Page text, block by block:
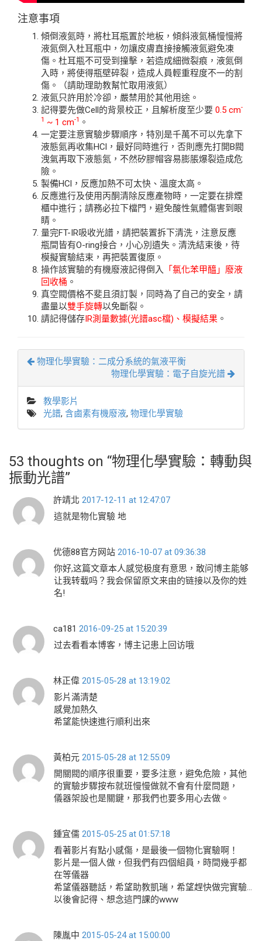
注意事項
傾倒液氮時，將杜耳瓶置於地板，傾斜液氮桶慢慢將
液氮倒入杜耳瓶中，勿讓皮膚直接接觸液氮避免凍
傷。杜耳瓶不可受到撞擊，若造成細微裂痕，液氮倒
入時，將使得瓶壁碎裂，造成人員輕重程度不一的割
傷。（請助理助教幫忙取用液氮）
液氮只許用於冷卻，嚴禁用於其他用途。
記得要先做Cell的背景校正，且解析度至少要 0.5 cm-
1 ~ 1 cm-1 。
一定要注意實驗步驟順序，特別是千萬不可以先拿下
液態氮再收集HCl，最好同時進行，否則應先打開B閥
洩氣再取下液態氮，不然矽膠帽容易膨脹爆裂造成危
險。
製備HCl，反應加熱不可太快、溫度太高。
反應進行及使用丙酮清除反應產物時，一定要在排煙
櫃中進行；請務必拉下檔門，避免酸性氣體傷害到眼
睛。
量完FT-IR吸收光譜，請把裝置拆下清洗，注意反應
瓶間皆有O-ring接合，小心別遺失。清洗結束後，待
模擬實驗結束，再把裝置復原。
操作該實驗的有機廢液記得倒入
「氯化苯甲醯」廢液
回收桶 。
真空閥價格不斐且須訂製，同時為了自己的安全，請
盡量以雙手旋轉以免斷裂。
請記得儲存IR測量數據(光譜asc檔)、模擬結果 。
物理化學實驗：二成分系統的氣液平衡
物理化學實驗：電子自旋光譜
教學影片
光譜, 含鹵素有機廢液, 物理化學實驗
53 thoughts on “物理化學實驗：轉動與
振動光譜”
許靖北 2017-12-11 at 12:47:07
這就是物化實驗 地
优德88官方网站 2016-10-07 at 09:36:38
你好,这篇文章本人感觉极度有意思，敢问博主能够
让我转载吗？我会保留原文来由的链接以及你的姓
名!
ca181 2016-09-25 at 15:20:39
过去看看本博客，博主记患上回访哦
林正偉 2015-05-28 at 13:19:02
影片滿清楚
感覺加熱久
希望能快速進行順利出來
黃柏元 2015-05-28 at 12:55:09
開關閥的順序很重要，要多注意，避免危險，其他
的實驗步驟按布就班慢慢做就不會有什麼問題，
儀器架設也是關鍵，那我們也要多用心去做。
鍾宜儒 2015-05-25 at 01:57:18
看著影片有點小感傷，是最後一個物化實驗啊！
影片是一個人做，但我們有四個組員，時間幾乎都
在等儀器
希望儀器聽話，希望助教凱瑞，希望趕快做完實驗…
以後會記得、想念這門課的www
陳胤中 2015-05-24 at 15:00:00